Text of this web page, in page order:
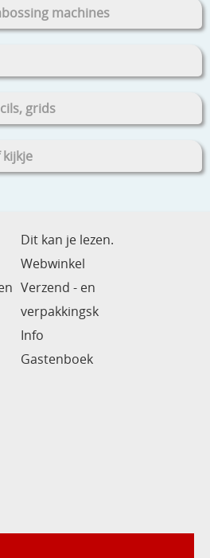
machines
grids
Dit kan je lezen.
Webwinkel
Verzend - en
verpakkingsk
Info
Gastenboek